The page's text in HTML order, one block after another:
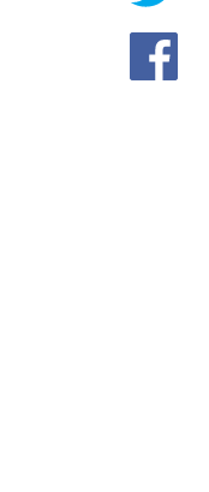
RECHERCHER ...